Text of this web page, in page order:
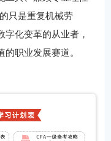
只是重复机械劳
化变革的从业者，
职业发展赛道。